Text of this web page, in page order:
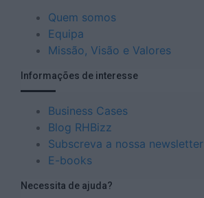
Quem somos
Equipa
Missão, Visão e Valores
Informações de interesse
Business Cases
Blog RHBizz
Subscreva a nossa newsletter
E-books
Necessita de ajuda?